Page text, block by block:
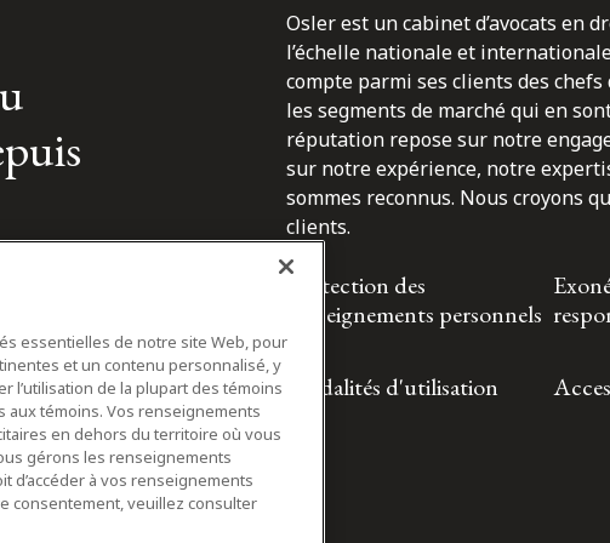
Osler est un cabinet d’avocats en
l’échelle nationale et
compte parmi ses clients des
les segments de marché qui en
réputation repose sur notre
sur notre expérience, notre
sommes reconnus. Nous croyons
clients.
Protection des
renseignements personnels
Modalités d'utilisation
essentielles de notre site Web, pour
et un contenu personnalisé, y
l’utilisation de la plupart des témoins
témoins. Vos renseignements
en dehors du territoire où vous
gérons les renseignements
d’accéder à vos renseignements
consentement, veuillez consulter